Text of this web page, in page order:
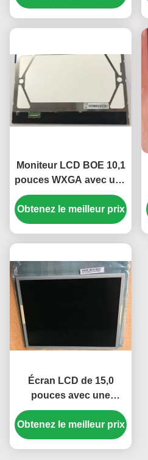
luminosité de 350 cd/m2
Moniteur LCD BOE 10,1
pouces WXGA avec une
résolution de 1280x800
et une luminosité de 250
cd/m²
Obtenez le meilleur prix
Écran LCD de 15,0
pouces avec une
résolution de 1024 × 768
et une luminosité de 250
cd/m² Panneau TFT-
Obtenez le meilleur prix